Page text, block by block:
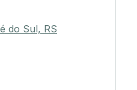
do Sul, RS